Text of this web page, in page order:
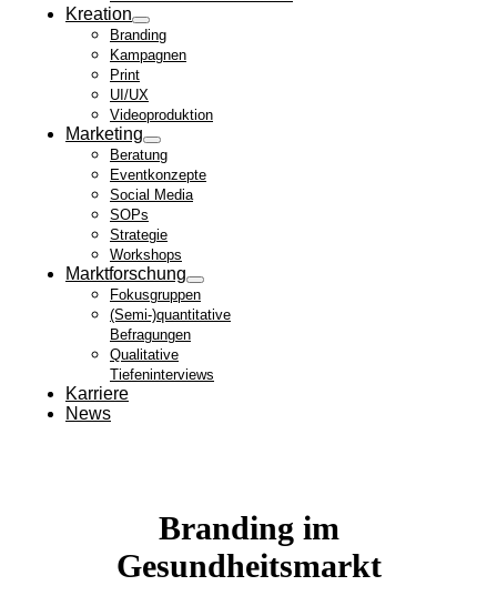
Kreation
Branding
Kampagnen
Print
UI/UX
Videoproduktion
Marketing
Beratung
Eventkonzepte
Social Media
SOPs
Strategie
Workshops
Marktforschung
Fokusgruppen
(Semi-)quantitative
Befragungen
Qualitative
Tiefeninterviews
Karriere
News
Branding im
Gesundheitsmarkt